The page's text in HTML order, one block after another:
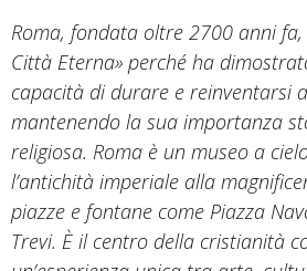
Roma, fondata oltre 2700 anni
Città Eterna» perché ha
capacità di durare e reinventarsi
mantenendo la sua importanza
religiosa. Roma è un museo a
l’antichità imperiale alla
piazze e fontane come Piazza
Trevi. È il centro della cristianità